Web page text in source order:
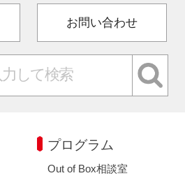
お問い合わせ
プログラム
Out of Box相談室